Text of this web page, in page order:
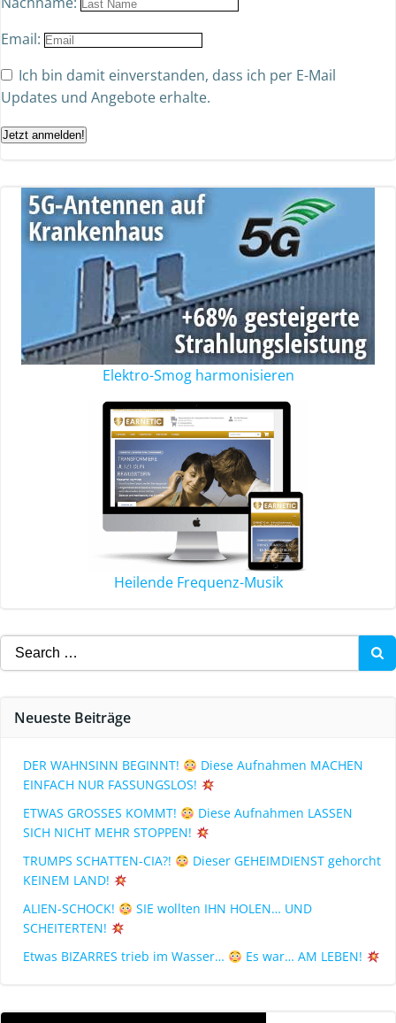
Email:
Ich bin damit einverstanden, dass ich per E-Mail
Updates und Angebote erhalte.
Jetzt anmelden!
Elektro-Smog harmonisieren
Heilende Frequenz-Musik
Neueste Beiträge
DER WAHNSINN BEGINNT!
Diese Aufnahmen MACHEN
EINFACH NUR FASSUNGSLOS!
ETWAS GROSSES KOMMT!
Diese Aufnahmen LASSEN
SICH NICHT MEHR STOPPEN!
TRUMPS SCHATTEN-CIA?!
Dieser GEHEIMDIENST gehorcht
KEINEM LAND!
ALIEN-SCHOCK!
SIE wollten IHN HOLEN… UND
SCHEITERTEN!
Etwas BIZARRES trieb im Wasser…
Es war… AM LEBEN!